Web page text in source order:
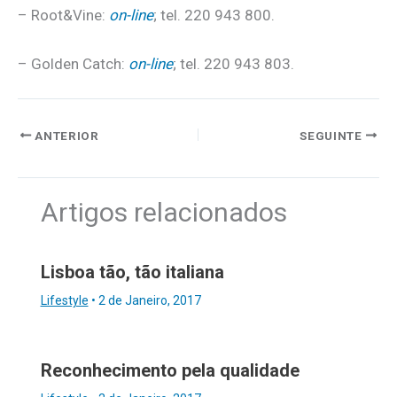
– Root&Vine: on-line; tel. 220 943 800.
– Golden Catch: on-line; tel. 220 943 803.
ANTERIOR SEGUINTE
Artigos relacionados
Lisboa tão, tão italiana
Lifestyle • 2 de Janeiro, 2017
Reconhecimento pela qualidade